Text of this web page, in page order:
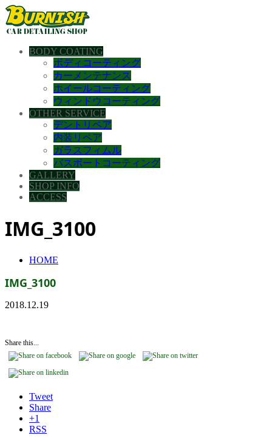
BODY COATING
ボディコーティング
カーメンテナンス
ホイールコーティング
ウィンドウコーティング
OTHER SERVICE
デントリペア
内装リペア
ガラスフィムル
バスボートコーティング
GALLERY
SHOP INFO
ACCESS
IMG_3100
HOME
IMG_3100
2018.12.19
Share this...
Tweet
Share
+1
RSS